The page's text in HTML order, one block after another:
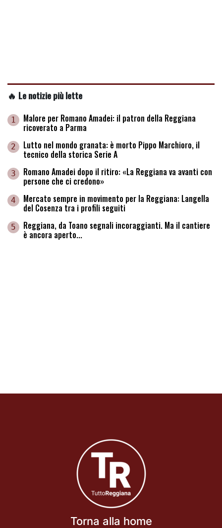
🔥 Le notizie più lette
1 Malore per Romano Amadei: il patron della Reggiana
ricoverato a Parma
2 Lutto nel mondo granata: è morto Pippo Marchioro, il
tecnico della storica Serie A
3 Romano Amadei dopo il ritiro: «La Reggiana va avanti con
persone che ci credono»
4 Mercato sempre in movimento per la Reggiana: Langella
del Cosenza tra i profili seguiti
5 Reggiana, da Toano segnali incoraggianti. Ma il cantiere
è ancora aperto...
Torna alla home